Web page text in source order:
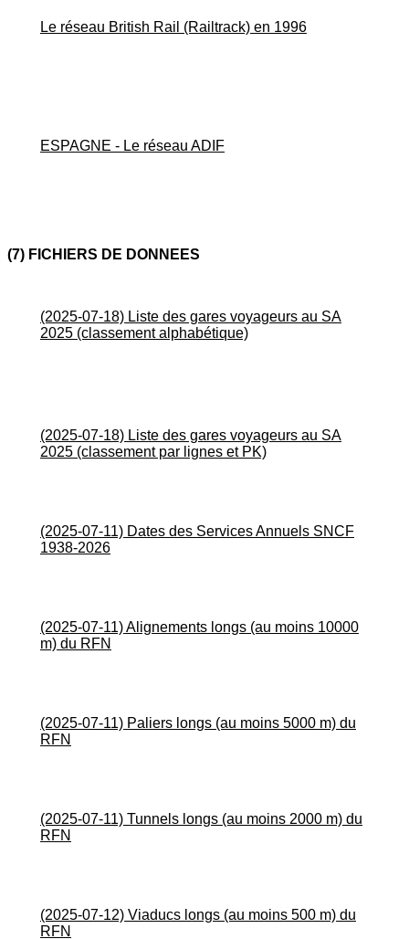
Le réseau British Rail (Railtrack) en 1996
ESPAGNE - Le réseau ADIF
(7) FICHIERS DE DONNEES
(2025-07-18) Liste des gares voyageurs au SA
2025 (classement alphabétique)
(2025-07-18) Liste des gares voyageurs au SA
2025 (classement par lignes et PK)
(2025-07-11) Dates des Services Annuels SNCF
1938-2026
(2025-07-11) Alignements longs (au moins 10000
m) du RFN
(2025-07-11) Paliers longs (au moins 5000 m) du
RFN
(2025-07-11) Tunnels longs (au moins 2000 m) du
RFN
(2025-07-12) Viaducs longs (au moins 500 m) du
RFN